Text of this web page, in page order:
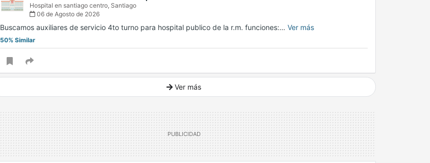
Hospital en santiago centro, Santiago
06 de Agosto de 2026
Buscamos auxiliares de servicio 4to turno para hospital publico de la r.m. funciones:… Ver más
50% Similar
Ver más